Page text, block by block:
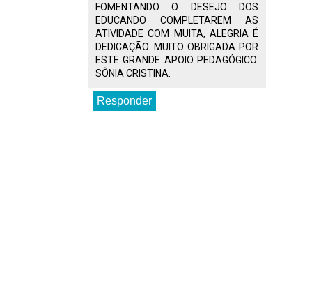
FOMENTANDO O DESEJO DOS
EDUCANDO COMPLETAREM AS
ATIVIDADE COM MUITA, ALEGRIA É
DEDICAÇÃO. MUITO OBRIGADA POR
ESTE GRANDE APOIO PEDAGÓGICO.
SÔNIA CRISTINA.
Responder